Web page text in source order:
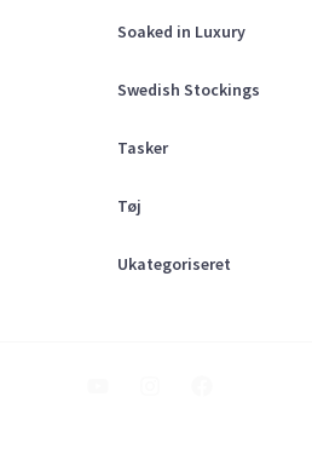
Soaked in Luxury
Swedish Stockings
Tasker
Tøj
Ukategoriseret